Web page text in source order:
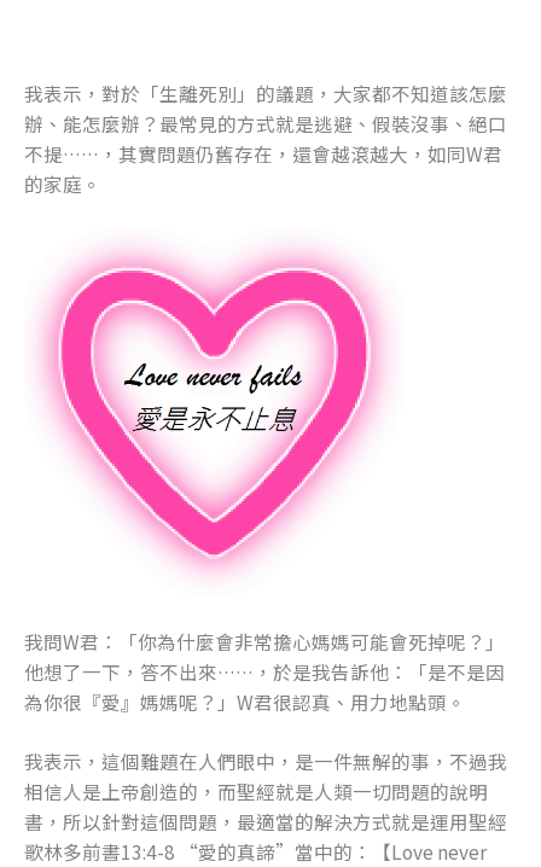
我表示，對於「生離死別」的議題，大家都不知道該怎麼
辦、能怎麼辦？最常見的方式就是逃避、假裝沒事、絕口
不提……，其實問題仍舊存在，還會越滾越大，如同W君
的家庭。
我問W君：「你為什麼會非常擔心媽媽可能會死掉呢？」
他想了一下，答不出來……，於是我告訴他：「是不是因
為你很『愛』媽媽呢？」W君很認真、用力地點頭。
我表示，這個難題在人們眼中，是一件無解的事，不過我
相信人是上帝創造的，而聖經就是人類一切問題的說明
書，所以針對這個問題，最適當的解決方式就是運用聖經
歌林多前書13:4-8 “愛的真諦”當中的：【Love never